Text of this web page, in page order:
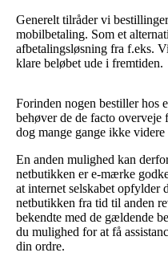
Generelt tilråder vi
mobilbetaling. Som et
afbetalingsløsning fra f.eks.
klare beløbet ude i fremtiden.
Forinden nogen bestiller hos
behøver de de facto overveje
dog mange gange ikke
En anden mulighed kan
netbutikken er e-mærke
at internet selskabet opfylder
netbutikken fra tid til anden
bekendte med de gældende
du mulighed for at få
din ordre.